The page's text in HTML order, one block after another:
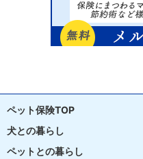
ペット保険TOP
犬との暮らし
ペットとの暮らし